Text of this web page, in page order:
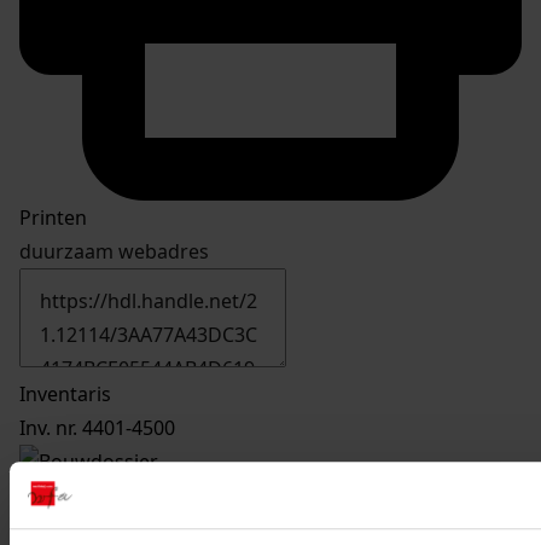
Printen
duurzaam webadres
Inventaris
Inv. nr. 4401-4500
4444Veranderen van woonhuis, 1979-1980
Datering: